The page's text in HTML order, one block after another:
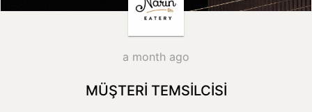
a month ago
MÜŞTERİ TEMSİLCİSİ